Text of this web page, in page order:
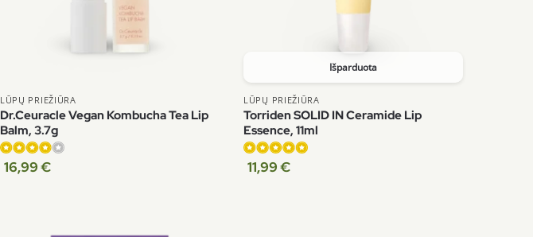
LŪPŲ PRIEŽIŪRA
Dr.Ceuracle Vegan Kombucha Tea Lip
Balm, 3.7g
Įvertinimas:
16,99€
Išparduota
LŪPŲ PRIEŽIŪRA
Torriden SOLID IN Ceramide Lip
Essence, 11ml
Įvertinimas:
11,99€